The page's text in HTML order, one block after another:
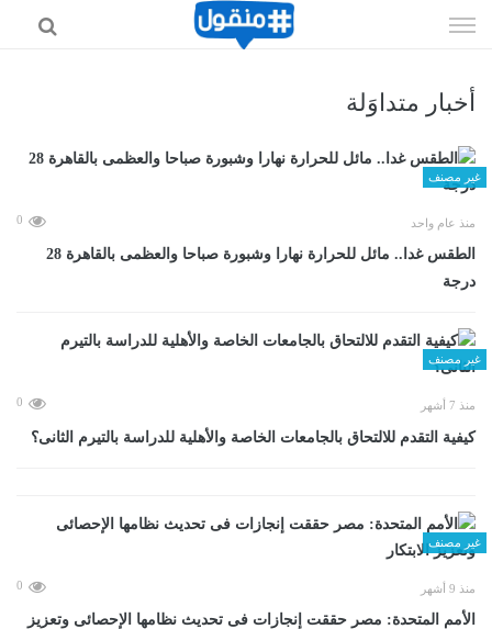
الى
أخبار متداوَلة
غير مصنف
منذ عام واحد 0
الطقس غدا.. مائل للحرارة نهارا وشبورة صباحا والعظمى بالقاهرة 28
درجة
غير مصنف
منذ 7 أشهر 0
كيفية التقدم للالتحاق بالجامعات الخاصة والأهلية للدراسة بالتيرم الثانى؟
غير مصنف
منذ 9 أشهر 0
الأمم المتحدة: مصر حققت إنجازات فى تحديث نظامها الإحصائى وتعزيز